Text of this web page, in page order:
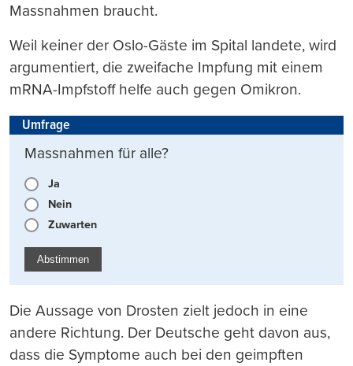
Massnahmen braucht.
Weil keiner der Oslo-Gäste im Spital landete, wird
argumentiert, die zweifache Impfung mit einem
mRNA-Impfstoff helfe auch gegen Omikron.
Umfrage
Massnahmen für alle?
Ja
Nein
Zuwarten
Abstimmen
Die Aussage von Drosten zielt jedoch in eine
andere Richtung. Der Deutsche geht davon aus,
dass die Symptome auch bei den geimpften